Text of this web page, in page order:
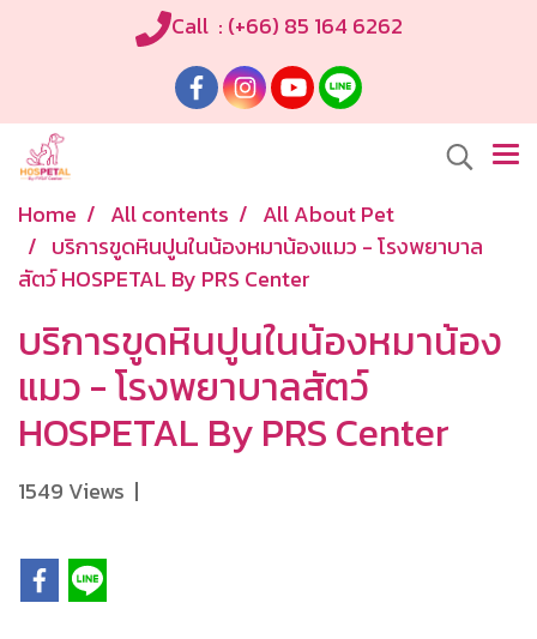
Call : (+66) 85 164 6262
Home All contents
All About Pet
บริการขูดหินปูนในน้องหมาน้องแมว - โรงพยาบาล
สัตว์ HOSPETAL By PRS Center
บริการขูดหินปูนในน้องหมาน้อง
แมว - โรงพยาบาลสัตว์
HOSPETAL By PRS Center
1549 Views |